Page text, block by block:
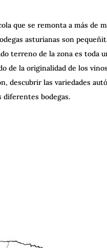
que se remonta a más de
asturianas son
terreno de la zona es toda
de la originalidad de los
descubrir las variedades
diferentes bodegas.